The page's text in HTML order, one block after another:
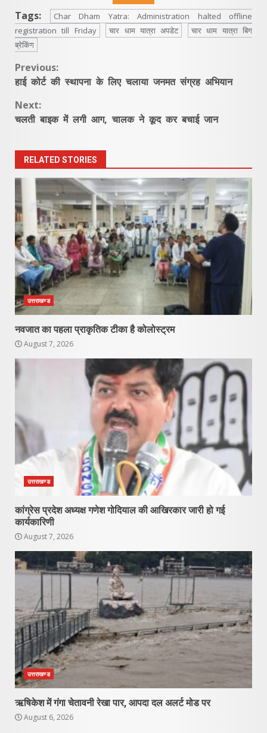
Tags:
Char Dham Yatra: Administration halted offline
registration till Friday
चार धाम यात्रा अपडेट
चार धाम यात्रा बिग
ब्रेकिंग
Continue
Previous:
हाई कोर्ट की स्थापना के लिए चलाया जनमत संग्रह अभियान
Next:
चलती बाइक में लगी आग, चालक ने कूद कर बचाई जान
RELATED STORIES
उत्तराखण्ड
नवजात का पहला प्राकृतिक टीका है कोलोस्ट्रम
August 7, 2026
उत्तराखण्ड
कांग्रेस प्रदेश अध्यक्ष गणेश गोदियाल की आखिरकार जारी हो गई
कार्यकारिणी
August 7, 2026
उत्तराखण्ड
ऋषिकेश में गंगा चेतावनी रेखा पार, आपदा दल अलर्ट मोड पर
August 6, 2026